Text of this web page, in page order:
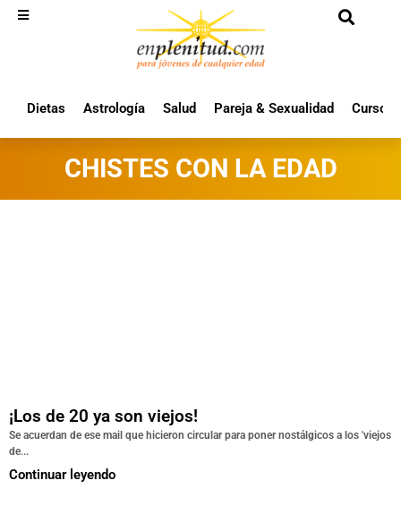
Dietas Astrología Salud Pareja & Sexualidad Cursos
CHISTES CON LA EDAD
¡Los de 20 ya son viejos!
Se acuerdan de ese mail que hicieron circular para poner nostálgicos a los 'viejos
de...
Continuar leyendo